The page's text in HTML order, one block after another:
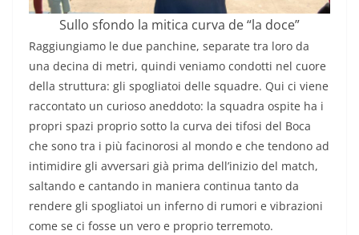
Sullo sfondo la mitica curva de “la doce”
Raggiungiamo le due panchine, separate tra loro da
una decina di metri, quindi veniamo condotti nel cuore
della struttura: gli spogliatoi delle squadre. Qui ci viene
raccontato un curioso aneddoto: la squadra ospite ha i
propri spazi proprio sotto la curva dei tifosi del Boca
che sono tra i più facinorosi al mondo e che tendono ad
intimidire gli avversari già prima dell’inizio del match,
saltando e cantando in maniera continua tanto da
rendere gli spogliatoi un inferno di rumori e vibrazioni
come se ci fosse un vero e proprio terremoto.